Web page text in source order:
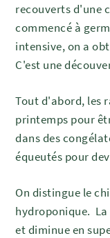
recouverts d'une
commencé à
intensive, on a
C'est une
Tout d'abord, les
printemps pour
dans des
équeutés pour
On distingue le
hydroponique.
et diminue en